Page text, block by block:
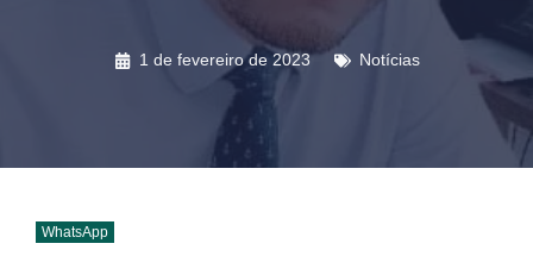
1 de fevereiro de 2023 Notícias
WhatsApp